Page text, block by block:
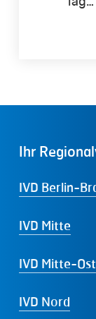
Ihr
IVD Berlin-
IVD Mitte
IVD Mitte-Ost
IVD Nord